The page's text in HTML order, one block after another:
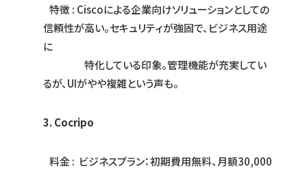
特徴 : Ciscoによる企業向けソリューションとしての
信頼性が高い。セキュリティが強固で、ビジネス用途
に
特化している印象。管理機能が充実してい
るが、UIがやや複雑という声も。
3. Cocripo
料金 : ビジネスプラン：初期費用無料、月額30,000